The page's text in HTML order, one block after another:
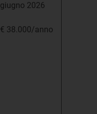
giugno 2026
€ 38.000/anno